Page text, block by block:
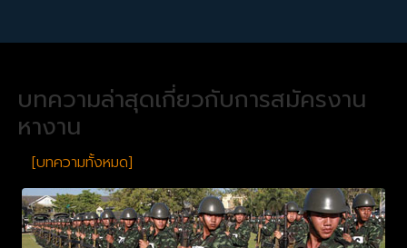
บทความล่าสุดเกี่ยวกับการสมัครงาน
หางาน
[บทความทั้งหมด]